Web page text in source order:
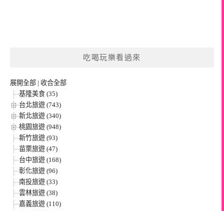
吃喝玩樂看過來
展開全部 | 收合全部
基隆美食 (35)
台北旅遊 (743)
新北旅遊 (340)
桃園旅遊 (948)
新竹旅遊 (93)
苗栗旅遊 (47)
台中旅遊 (168)
彰化旅遊 (96)
南投旅遊 (33)
雲林旅遊 (38)
嘉義旅遊 (110)